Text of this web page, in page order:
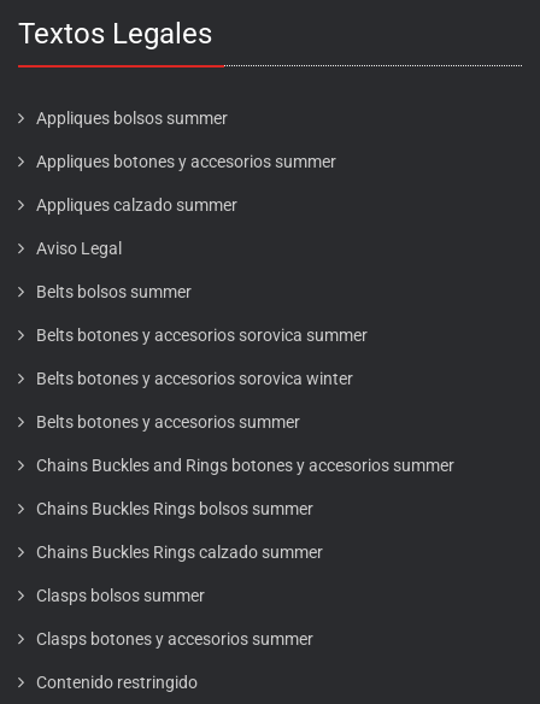
Textos Legales
Appliques bolsos summer
Appliques botones y accesorios summer
Appliques calzado summer
Aviso Legal
Belts bolsos summer
Belts botones y accesorios sorovica summer
Belts botones y accesorios sorovica winter
Belts botones y accesorios summer
Chains Buckles and Rings botones y accesorios summer
Chains Buckles Rings bolsos summer
Chains Buckles Rings calzado summer
Clasps bolsos summer
Clasps botones y accesorios summer
Contenido restringido